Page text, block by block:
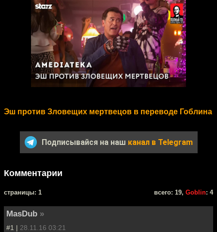
Эш против Зловещих мертвецов в переводе Гоблина
Подписывайся на наш канал в Telegram
Комментарии
cтраницы: 1 всего: 19, Goblin: 4
MasDub »
#1 | 28.11.16 03:21